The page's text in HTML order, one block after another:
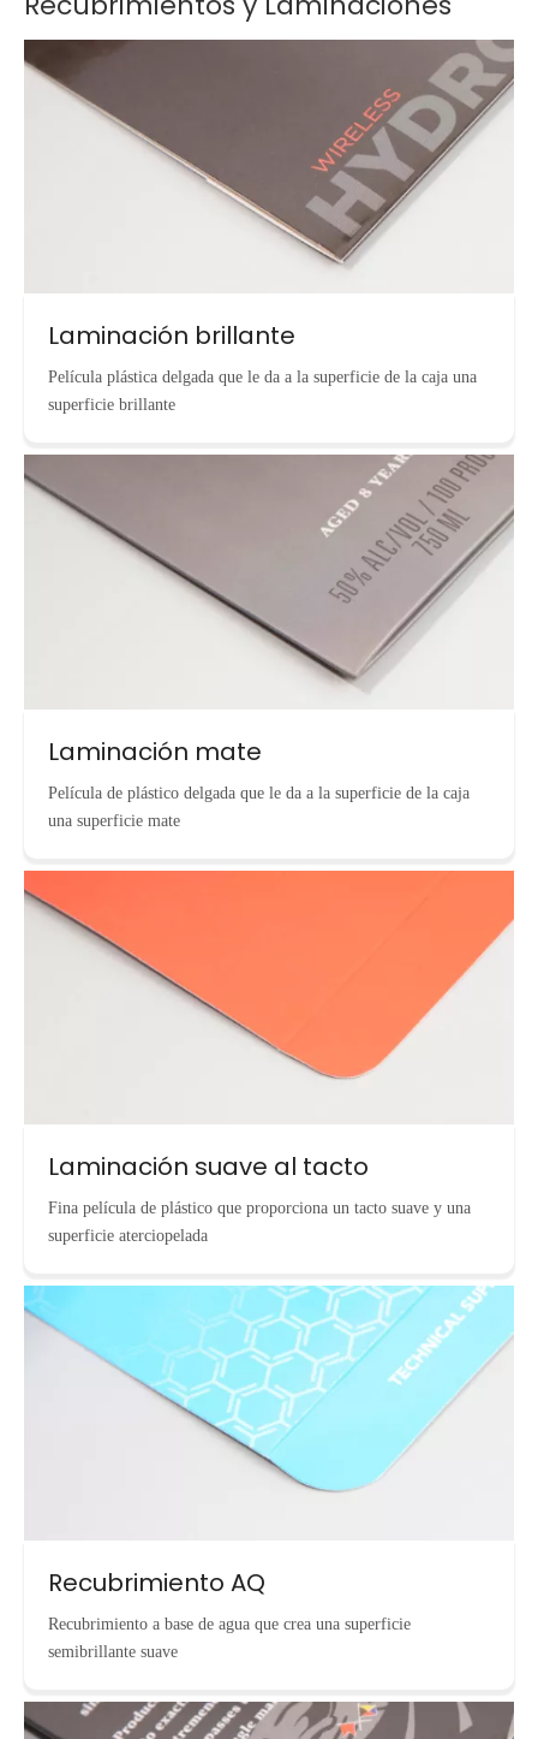
Laminación brillante
Película plástica delgada que le da a la superficie de la caja una
superficie brillante
Laminación mate
Película de plástico delgada que le da a la superficie de la caja
una superficie mate
Laminación suave al tacto
Fina película de plástico que proporciona un tacto suave y una
superficie aterciopelada
Recubrimiento AQ
Recubrimiento a base de agua que crea una superficie
semibrillante suave